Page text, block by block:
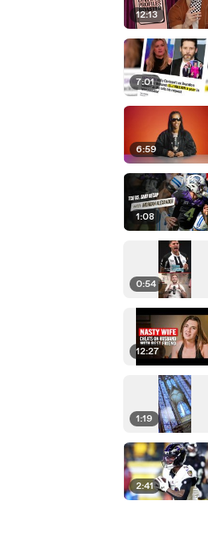
12:13
7:01
6:59
1:08
0:54
12:27
1:19
2:41